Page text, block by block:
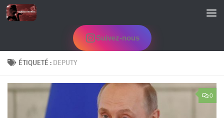
Skip to content
Suivez-nous
ÉTIQUETÉ : DEPUTY
0